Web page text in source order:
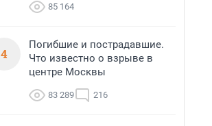
85 164
4
Погибшие и пострадавшие.
Что известно о взрыве в
центре Москвы
83 289 216